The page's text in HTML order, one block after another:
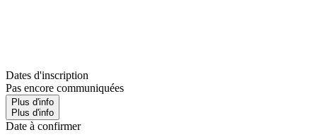
Dates d'inscription
Pas encore communiquées
Plus d'info
Plus d'info
Date à confirmer